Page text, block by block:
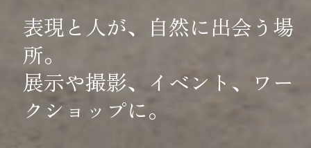
表現と人が、自然に出会う場
所。
展示や撮影、イベント、ワー
クショップに。